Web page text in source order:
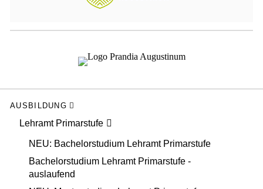
AUSBILDUNG
Lehramt Primarstufe
NEU: Bachelorstudium Lehramt Primarstufe
Bachelorstudium Lehramt Primarstufe -
auslaufend